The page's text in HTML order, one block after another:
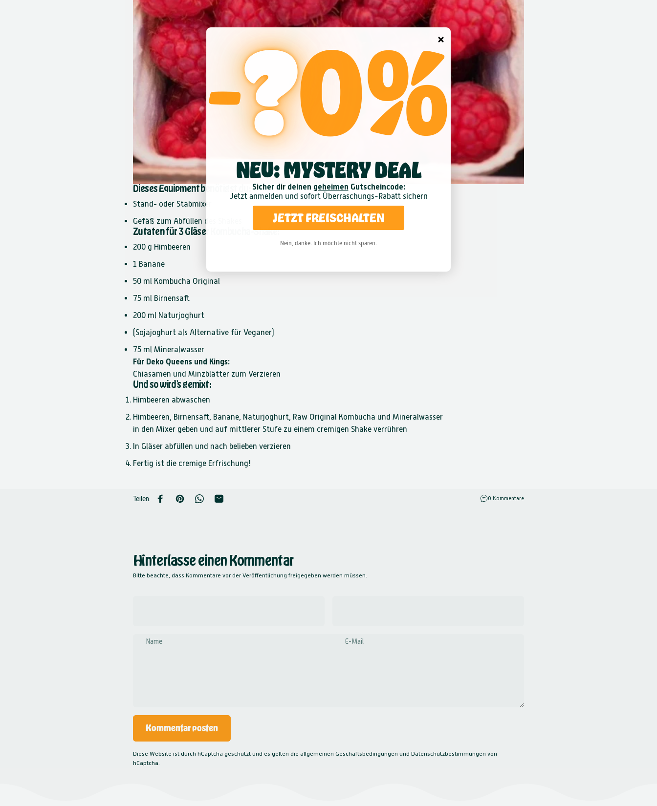
Dieses Equipment benötigst du:
Stand- oder Stabmixer
Gefäß zum Abfüllen des Shakes
Zutaten für 3 Gläser Kombucha-Shake:
200 g Himbeeren
1 Banane
50 ml Kombucha Original
75 ml Birnensaft
200 ml Naturjoghurt
(Sojajoghurt als Alternative für Veganer)
75 ml Mineralwasser
Für Deko Queens und Kings:
Chiasamen und Minzblätter zum Verzieren
Und so wird’s gemixt:
Himbeeren abwaschen
Himbeeren, Birnensaft, Banane, Naturjoghurt, Raw Original Kombucha und Mineralwasser
in den Mixer geben und auf mittlerer Stufe zu einem cremigen Shake verrühren
In Gläser abfüllen und nach belieben verzieren
Fertig ist die cremige Erfrischung!
Teilen: Auf Facebook teilen
Auf Pinterest pinnen
Auf WhatsApp teilen
Per E-Mail teilen 0 Kommentarezu Kombucha-Shake mit Himbeeren: So lecker und
Hinterlasse einen Kommentar
Bitte beachte, dass Kommentare vor der Veröffentlichung freigegeben werden müssen.
Name E-Mail
Kommentar posten
Diese Website ist durch hCaptcha geschützt und es gelten die allgemeinen Geschäftsbedingungen und Datenschutzbestimmungen von
hCaptcha.
NEU: MYSTERY DEAL
Sicher dir deinen geheimen Gutscheincode:
Jetzt anmelden und sofortÜberraschungs-Rabatt sichern
JETZT FREISCHALTEN
Nein, danke. Ich möchte nicht sparen.